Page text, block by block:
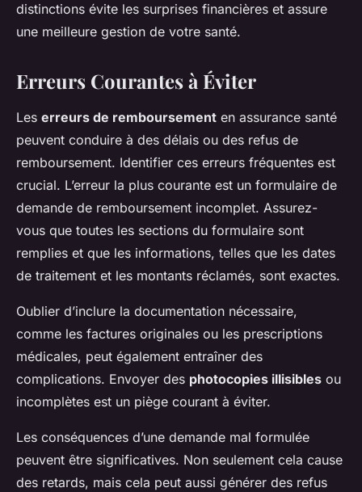
distinctions évite les surprises financières et assure
une meilleure gestion de votre santé.
Erreurs Courantes à Éviter
Les erreurs de remboursement en assurance santé
peuvent conduire à des délais ou des refus de
remboursement. Identifier ces erreurs fréquentes est
crucial. L’erreur la plus courante est un formulaire de
demande de remboursement incomplet. Assurez-
vous que toutes les sections du formulaire sont
remplies et que les informations, telles que les dates
de traitement et les montants réclamés, sont exactes.
Oublier d’inclure la documentation nécessaire,
comme les factures originales ou les prescriptions
médicales, peut également entraîner des
complications. Envoyer des photocopies illisibles ou
incomplètes est un piège courant à éviter.
Les conséquences d’une demande mal formulée
peuvent être significatives. Non seulement cela cause
des retards, mais cela peut aussi générer des refus